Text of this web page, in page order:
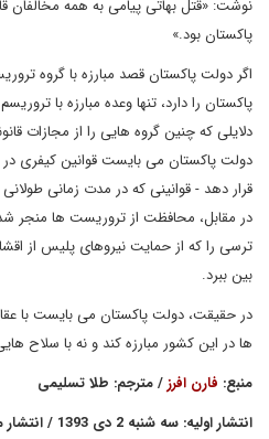
نوشت: «قتل بهاتی پیامی به همه مخالفان
پاکستان بود.»
اگر دولت پاکستان قصد مبارزه با گروه
پاکستان را دارد، تنها وعده مبارزه با
دلایلی که چنین گروه هایی را از مجازات
دولت پاکستان می بایست قوانین کیفری در
قرار دهد - قوانینی که در مدت زمانی
در مقابل، محافظت از تروریست ها منجر
ترسی را که از حمایت نیروهای پلیس از
بین ببرد.
در حقیقت، دولت پاکستان می بایست با
ها در این کشور مبارزه کند و نه با سلاح
منبع: فارن افرز/ مترجم: طلا تسلیمی
انتشار اولیه: سه شنبه 2 دی 1393 / انتشار مجدد: چهارشنبه 10 دی 1393